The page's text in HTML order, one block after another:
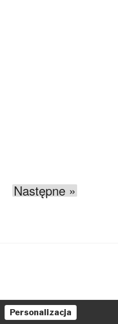
Następne »
Personalizacja